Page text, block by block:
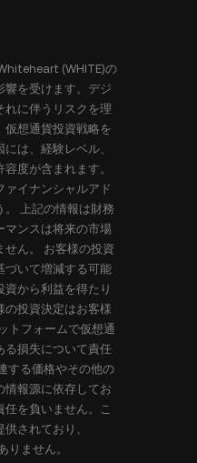
(WHITE)の
響を受けます。デジ
れに伴うリスクを理
仮想通貨投資戦略を
は、経験レベル、
度が含まれます。
イナンシャルアド
上記の情報は財務
マンスは将来の市場
ん。 お客様の投資
づいて増減する可能
から利益を得たり
の投資決定はお客様
トフォームで仮想通
る損失について責任
する価格やその他の
情報源に依存してお
を負いません。こ
されており、
りません。